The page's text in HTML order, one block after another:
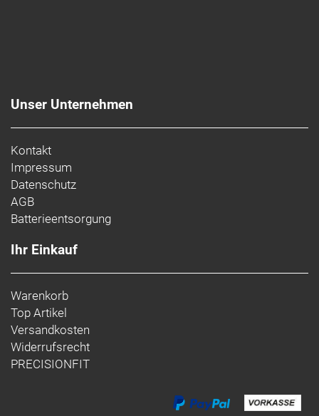
Unser Unternehmen
Kontakt
Impressum
Datenschutz
AGB
Batterieentsorgung
Ihr Einkauf
Warenkorb
Top Artikel
Versandkosten
Widerrufsrecht
PRECISIONFIT